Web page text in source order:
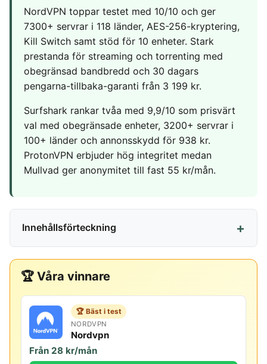
Luftkylare
Luftrenare
Luftvärmepump
Subwoofer
MOBIL & TILLBEHÖR
Mobiltelefon
Satellittelefon
NordVPN toppar testet med 10/10 och ger
7300+ servrar i 118 länder, AES-256-kryptering,
Kill Switch samt stöd för 10 enheter. Stark
prestanda för streaming och torrenting med
obegränsad bandbredd och 30 dagars
pengarna-tillbaka-garanti från 3 199 kr.
Surfshark rankar tvåa med 9,9/10 som prisvärt
val med obegränsade enheter, 3200+ servrar i
100+ länder och annonsskydd för 938 kr.
ProtonVPN erbjuder hög integritet medan
Mullvad ger anonymitet till fast 55 kr/mån.
Innehållsförteckning
🏆 Våra vinnare
🏆 Bäst i test
NORDVPN
Nordvpn
Från 28 kr/mån